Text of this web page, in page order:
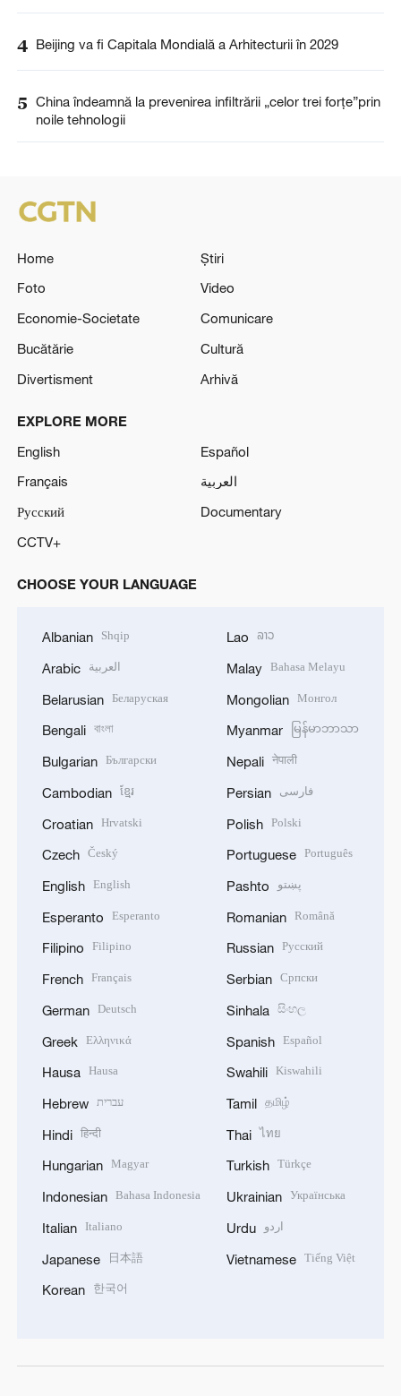
4 Beijing va fi Capitala Mondială a Arhitecturii în 2029
5 China îndeamnă la prevenirea infiltrării „celor trei forțe”prin
noile tehnologii
Home
Știri
Foto
Video
Economie-Societate
Comunicare
Bucătărie
Cultură
Divertisment
Arhivă
EXPLORE MORE
English
Español
Français
العربية
Русский
Documentary
CCTV+
CHOOSE YOUR LANGUAGE
Albanian Shqip
Arabic العربية
Belarusian Беларуская
Bengali বাংলা
Bulgarian Български
Cambodian ខ្មែរ
Croatian Hrvatski
Czech Český
English English
Esperanto Esperanto
Filipino Filipino
French Français
German Deutsch
Greek Ελληνικά
Hausa Hausa
Hebrew עברית
Hindi हिन्दी
Hungarian Magyar
Indonesian Bahasa Indonesia
Italian Italiano
Japanese 日本語
Korean 한국어
Lao ລາວ
Malay Bahasa Melayu
Mongolian Монгол
Myanmar မြန်မာဘာသာ
Nepali नेपाली
Persian فارسی
Polish Polski
Portuguese Português
Pashto پښتو
Romanian Română
Russian Русский
Serbian Српски
Sinhala සිංහල
Spanish Español
Swahili Kiswahili
Tamil தமிழ்
Thai ไทย
Turkish Türkçe
Ukrainian Українська
Urdu اردو
Vietnamese Tiếng Việt